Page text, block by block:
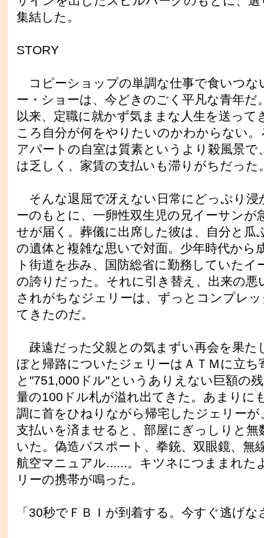
集結した。
STORY
コピーショップの単調な仕事で食いつな
ー・ショーは、今どきのごく平凡な青年だ
以来、定職に就かず気ままな人生を送って
ころ自分が何をやりたいのかわからない
アパートの自室は質素というより殺風景で
は乏しく、家賃の支払いも滞りがちだった
そんな退屈で冴えない日常にどっぷり浸
ーのもとに、一卵性双生児の兄イーサンが
せが届く。葬儀に出席した彼は、自分と瓜
の遺体と複雑な思いで対面。少年時代から
ト街道を歩み、国防総省に勤務していたイ
の誇りだった。それに引き替え、出来の悪
されがちなジェリーは、ずっとコンプレ
てきたのだ。
疎遠だった父親との気まずい再会を果た
ぼと帰路についたジェリーはＡＴＭに立ち
と"751,000ドル"というありえない巨額の
量の100ドル札が溢れ出てきた。あまりに
調に首をひねりながら帰宅したジェリーが
支払いを済ませると、部屋にぎっしりと無
いた。偽造パスポート、拳銃、双眼鏡、無
航空マニュアル......。キツネにつままれた
リーの携帯が鳴った。
「30秒でＦＢＩが到着する。今すぐ逃げな